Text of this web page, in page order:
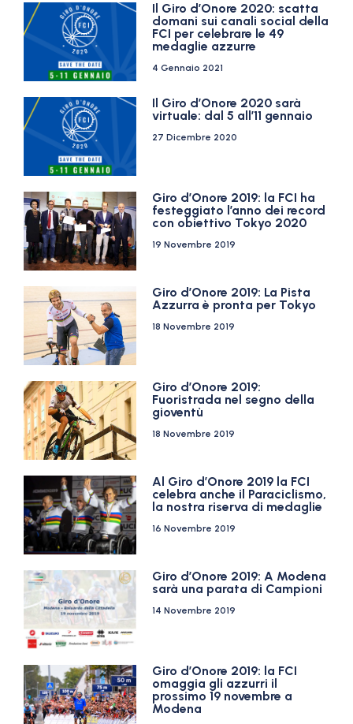
Il Giro d’Onore 2020: scatta
domani sui canali social della
FCI per celebrare le 49
medaglie azzurre
4 Gennaio 2021
Il Giro d’Onore 2020 sarà
virtuale: dal 5 all’11 gennaio
27 Dicembre 2020
Giro d’Onore 2019: la FCI ha
festeggiato l’anno dei record
con obiettivo Tokyo 2020
19 Novembre 2019
Giro d’Onore 2019: La Pista
Azzurra è pronta per Tokyo
18 Novembre 2019
Giro d’Onore 2019:
Fuoristrada nel segno della
gioventù
18 Novembre 2019
Al Giro d’Onore 2019 la FCI
celebra anche il Paraciclismo,
la nostra riserva di medaglie
16 Novembre 2019
Giro d’Onore 2019: A Modena
sarà una parata di Campioni
14 Novembre 2019
Giro d’Onore 2019: la FCI
omaggia gli azzurri il
prossimo 19 novembre a
Modena